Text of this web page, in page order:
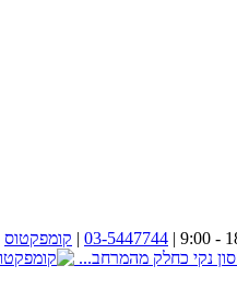
03-5447744
| קומפקטוס
נקי כחלק מהמרחב...